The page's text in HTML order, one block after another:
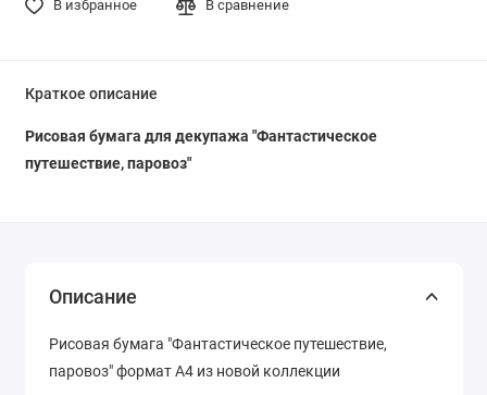
В избранное В сравнение
Краткое описание
Рисовая бумага для декупажа "Фантастическое
путешествие, паровоз"
Описание
Рисовая бумага "Фантастическое путешествие,
паровоз" формат А4 из новой коллекции